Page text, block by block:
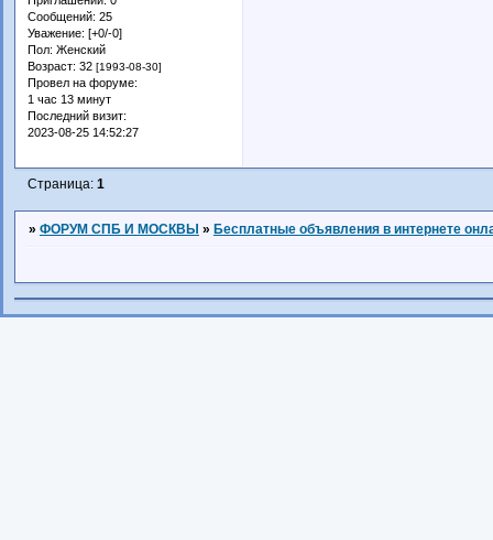
Сообщений: 25
Уважение: [+0/-0]
Пол: Женский
Возраст: 32 [1993-08-30]
Провел на форуме:
1 час 13 минут
Последний визит:
2023-08-25 14:52:27
Страница: 1
» ФОРУМ СПБ И МОСКВЫ » Бесплатные объявления в интернете